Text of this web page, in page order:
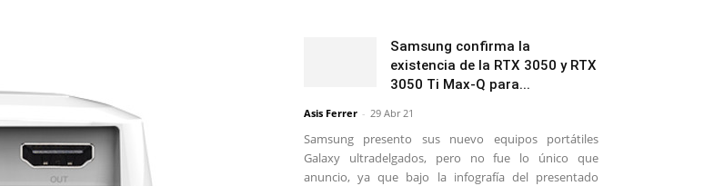
Samsung confirma la
existencia de la RTX 3050 y RTX
3050 Ti Max-Q para...
Asis Ferrer - 29 Abr 21
Samsung presento sus nuevo equipos portátiles
Galaxy ultradelgados, pero no fue lo único que
anuncio, ya que bajo la infografía del presentado